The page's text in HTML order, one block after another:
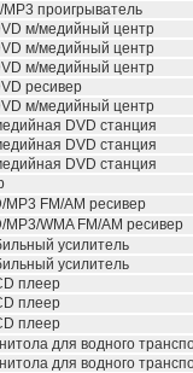
MP3 проигрыватель
м/медийный центр
м/медийный центр
м/медийный центр
ресивер
м/медийный центр
DVD станция
DVD станция
DVD станция
MP3 FM/AM ресивер
MP3/WMA FM/AM ресивер
усилитель
усилитель
плеер
плеер
плеер
для водного
для водного